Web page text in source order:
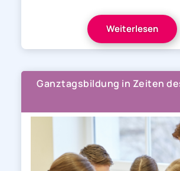
Weiterlesen
Ganztagsbildung in Zeiten